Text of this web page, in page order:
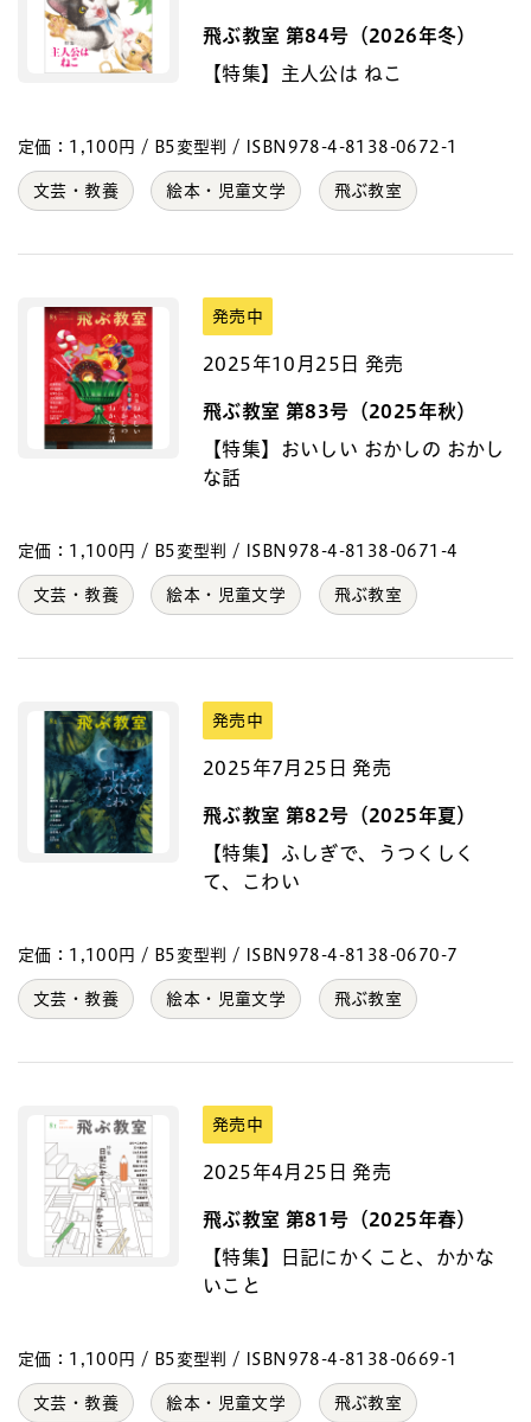
飛ぶ教室 第84号（2026年冬）
【特集】主人公は ねこ
定価：1,100円 / B5変型判 / ISBN978-4-8138-0672-1
文芸・教養 絵本・児童文学 飛ぶ教室
発売中
2025年10月25日 発売
飛ぶ教室 第83号（2025年秋）
【特集】おいしい おかしの おかし
な話
定価：1,100円 / B5変型判 / ISBN978-4-8138-0671-4
文芸・教養 絵本・児童文学 飛ぶ教室
発売中
2025年7月25日 発売
飛ぶ教室 第82号（2025年夏）
【特集】ふしぎで、うつくしく
て、こわい
定価：1,100円 / B5変型判 / ISBN978-4-8138-0670-7
文芸・教養 絵本・児童文学 飛ぶ教室
発売中
2025年4月25日 発売
飛ぶ教室 第81号（2025年春）
【特集】日記にかくこと、かかな
いこと
定価：1,100円 / B5変型判 / ISBN978-4-8138-0669-1
文芸・教養 絵本・児童文学 飛ぶ教室